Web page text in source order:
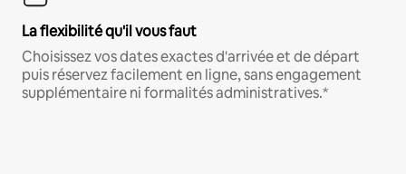
La flexibilité qu'il vous faut
Choisissez vos dates exactes d'arrivée et de départ
puis réservez facilement en ligne, sans engagement
supplémentaire ni formalités administratives.*